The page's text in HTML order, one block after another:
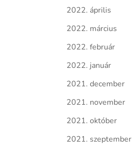
2022. április
2022. március
2022. február
2022. január
2021. december
2021. november
2021. október
2021. szeptember